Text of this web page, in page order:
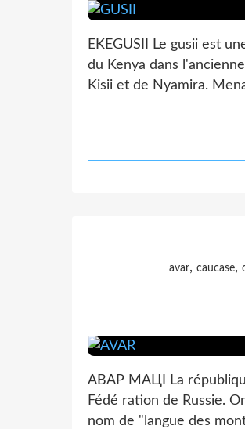
EKEGUSII Le gusii est
du Kenya dans
Kisii et de Nyamira.
avar, caucase,
АВАР МАЦӀ La
Fédé ration de Russie.
nom de "langue des